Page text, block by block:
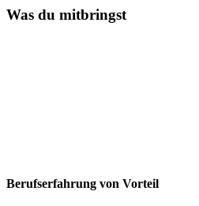
Was du mitbringst
Berufserfahrung von Vorteil